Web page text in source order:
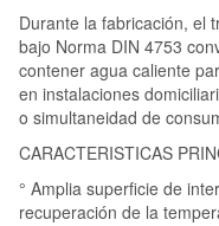
Durante la fabricación, el
bajo Norma DIN 4753
contener agua caliente
en instalaciones
o simultaneidad de
CARACTERISTICAS
° Amplia superficie de
recuperación de la